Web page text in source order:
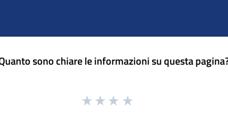
sono chiare le informazioni su questa